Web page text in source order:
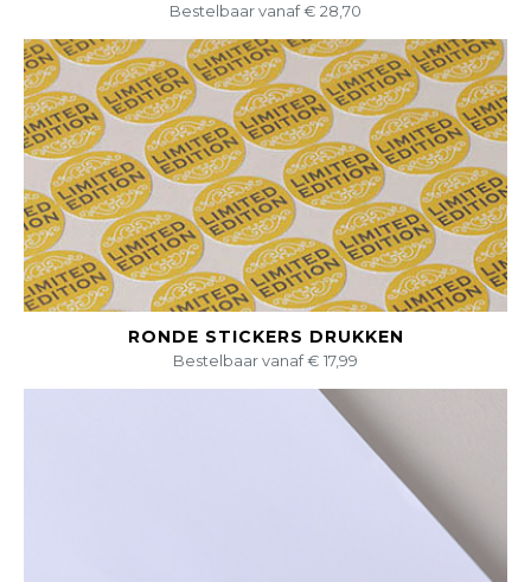
Bestelbaar vanaf € 28,70
BEKIJK DIT PRODUCT
RONDE STICKERS DRUKKEN
Bestelbaar vanaf € 17,99